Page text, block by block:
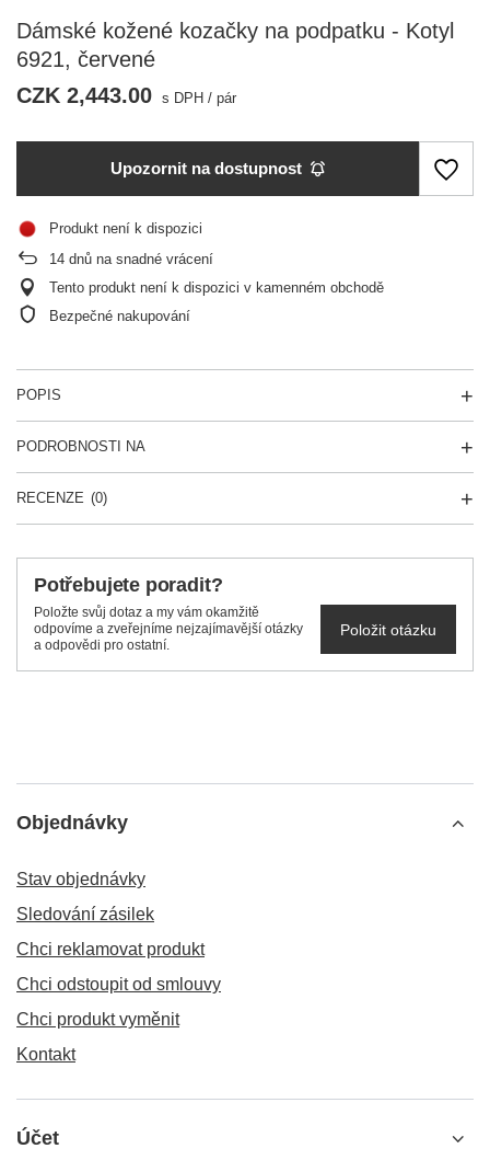
Dámské kožené kozačky na podpatku - Kotyl
6921, červené
CZK 2,443.00 s DPH / pár
Upozornit na dostupnost
Produkt není k dispozici
14 dnů na snadné vrácení
Tento produkt není k dispozici v kamenném obchodě
Bezpečné nakupování
POPIS
PODROBNOSTI NA
RECENZE (0)
Potřebujete poradit?
Položte svůj dotaz a my vám okamžitě
odpovíme a zveřejníme nejzajímavější otázky
a odpovědi pro ostatní.
Položit otázku
Objednávky
Stav objednávky
Sledování zásilek
Chci reklamovat produkt
Chci odstoupit od smlouvy
Chci produkt vyměnit
Kontakt
Účet